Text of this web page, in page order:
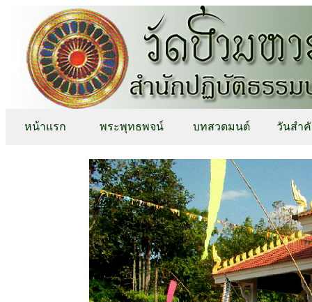
หน้าแรก พระพุทธพจน์ บทสวดมนต์ วันสำ